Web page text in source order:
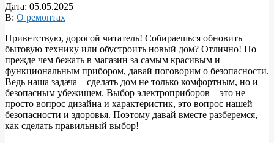
Дата: 05.05.2025
В: О ремонтах
Приветствую, дорогой читатель! Собираешься обновить
бытовую технику или обустроить новый дом? Отлично! Но
прежде чем бежать в магазин за самым красивым и
функциональным прибором, давай поговорим о безопасности.
Ведь наша задача – сделать дом не только комфортным, но и
безопасным убежищем. Выбор электроприборов – это не
просто вопрос дизайна и характеристик, это вопрос нашей
безопасности и здоровья. Поэтому давай вместе разберемся,
как сделать правильный выбор!